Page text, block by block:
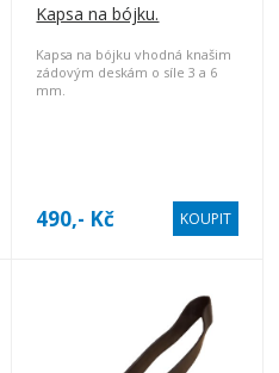
Kapsa na bójku.
Kapsa na bójku vhodná knašim
zádovým deskám o síle 3 a 6
mm.
490,- Kč KOUPIT